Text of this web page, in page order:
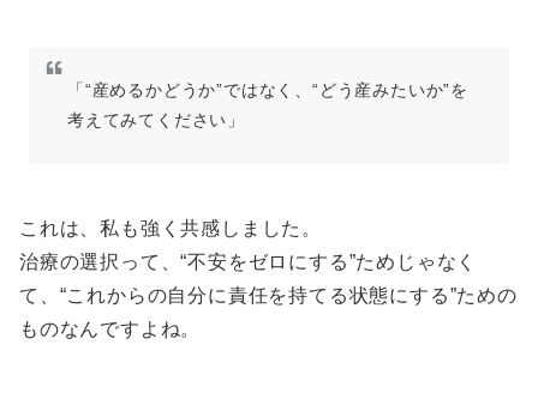
「“産めるかどうか”ではなく、“どう産みたいか”を
考えてみてください」
これは、私も強く共感しました。
治療の選択って、“不安をゼロにする”ためじゃなく
て、“これからの自分に責任を持てる状態にする”ための
ものなんですよね。